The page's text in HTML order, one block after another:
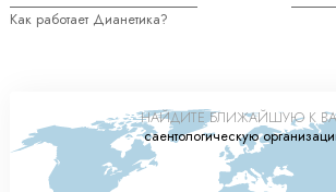
Как работает Дианетика?
НАЙДИТЕ БЛИЖАЙШУЮ К
саентологическую